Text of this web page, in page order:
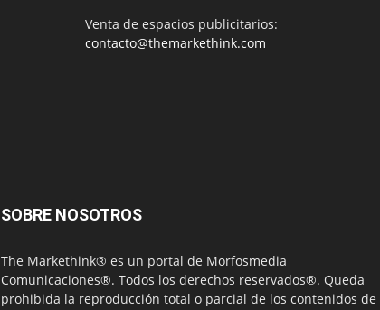
Venta de espacios publicitarios:
contacto@themarkethink.com
SOBRE NOSOTROS
The Markethink® es un portal de Morfosmedia
Comunicaciones®. Todos los derechos reservados®. Queda
prohibida la reproducción total o parcial de los contenidos de